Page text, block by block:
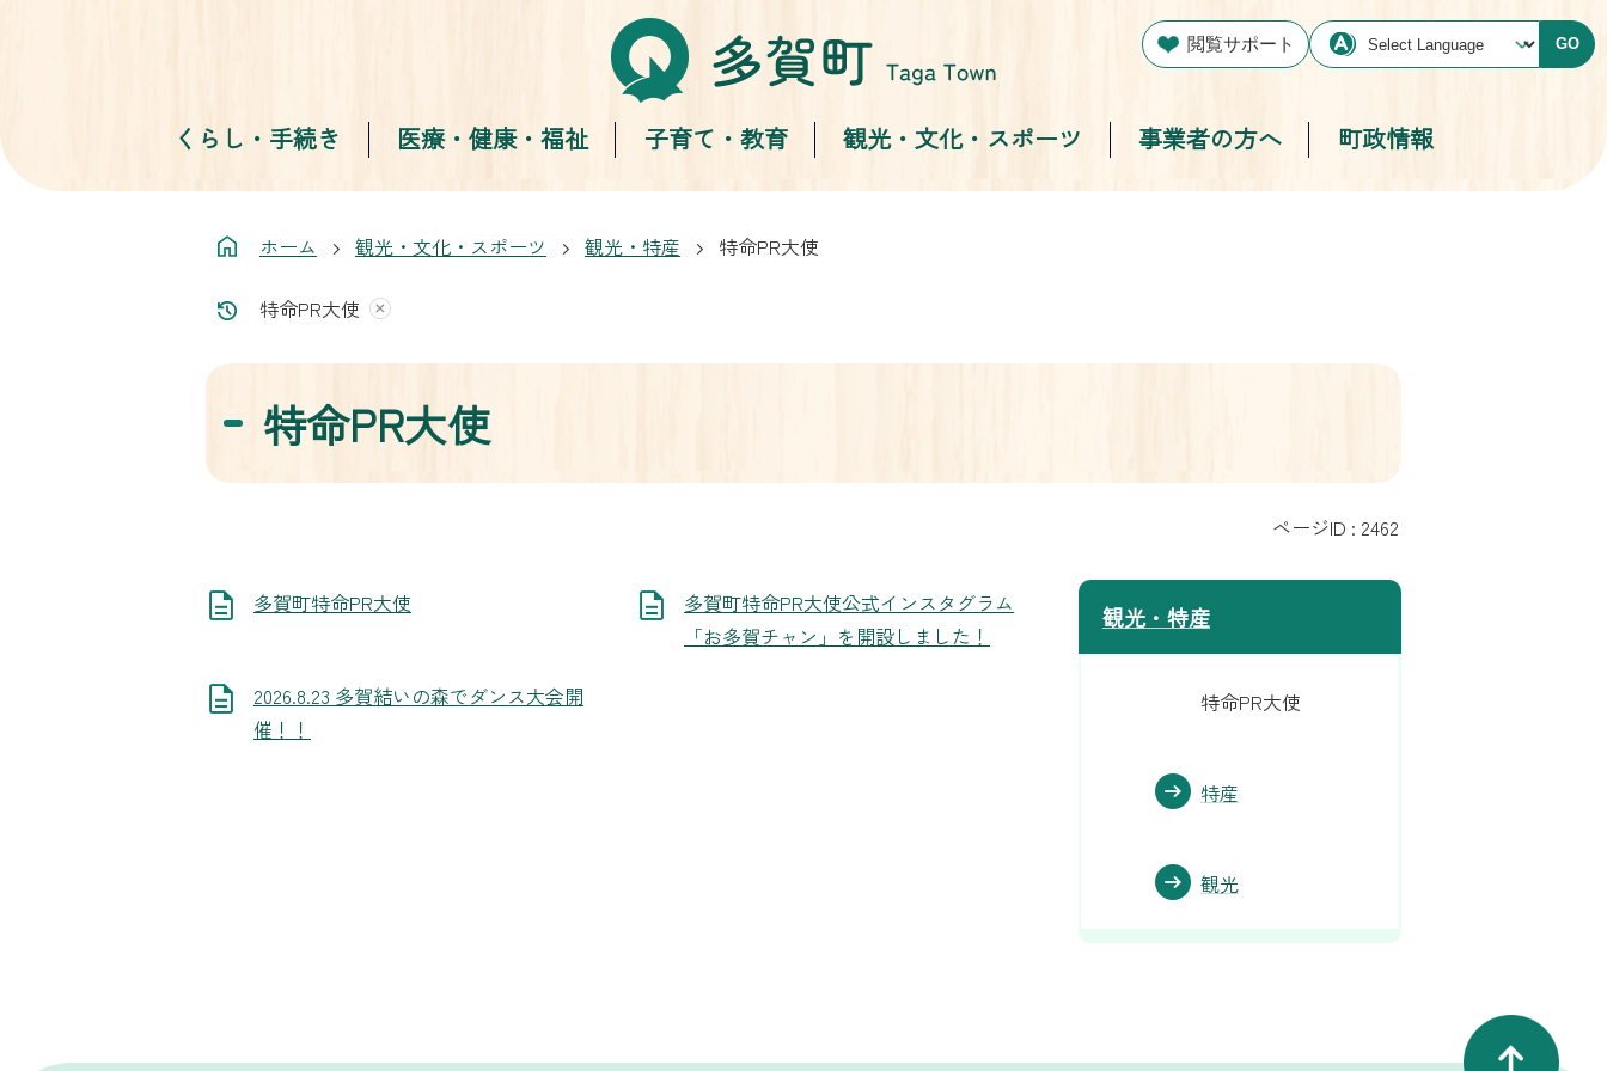
閲覧サポート GO
くらし・手続き 医療・健康・福祉 子育て・教育 観光・文化・スポーツ 事業者の方へ 町政情報
ホーム 観光・文化・スポーツ 観光・特産 特命PR大使
特命PR大使
特命PR大使
ページID : 2462
多賀町特命PR大使
多賀町特命PR大使公式インスタグラム
「お多賀チャン」を開設しました！
2026.8.23 多賀結いの森でダンス大会開
催！！
観光・特産
特命PR大使
特産
観光